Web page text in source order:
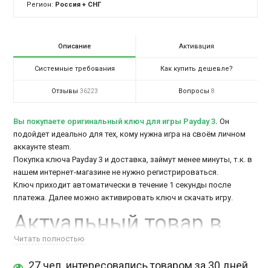
Регион: Россия + СНГ
Описание Активация
Системные требования Как купить дешевле?
Отзывы 36223 Вопросы 8
Вы покупаете оригинальный ключ для игры Payday 3. Он
подойдет идеально для тех, кому нужна игра на своём личном
аккаунте steam.
Покупка ключа Payday 3 и доставка, займут менее минуты, т.к. в
нашем интернет-магазине не нужно регистрироваться.
Ключ приходит автоматически в течение 1 секунды после
платежа. Далее можно активировать ключ и скачать игру.
Актуальный товар в
наличии, можно
по скидкетут
Читать полностью
27 чел. интересовались товаром за 30 дней